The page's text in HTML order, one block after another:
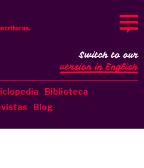
Biblioteca
Blog
Switch to our
version in English